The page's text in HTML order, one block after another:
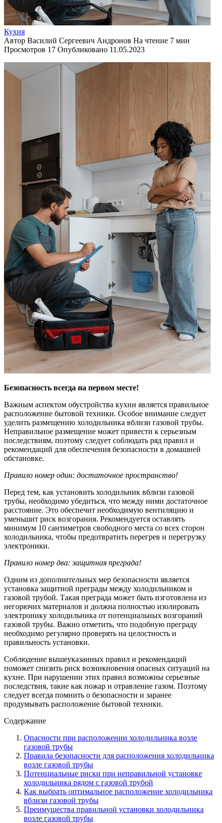
Кухня
Автор Василий Сергеевич Андронов На чтение 7 мин
Просмотров 17 Опубликовано 11.05.2023
Безопасность всегда на первом месте!
Важным аспектом обустройства кухни является правильное
расположение бытовой техники. Особое внимание следует
уделить размещению холодильника вблизи газовой трубы.
Неправильное размещение может привести к серьезным
последствиям, поэтому следует соблюдать ряд правил и
рекомендаций для обеспечения безопасности в домашней
обстановке.
Правило номер один: достаточное пространство!
Перед тем, как установить холодильник вблизи газовой
трубы, необходимо убедиться, что между ними достаточное
расстояние. Это обеспечит необходимую вентиляцию и
уменьшит риск возгорания. Рекомендуется оставлять
минимум 10 сантиметров свободного места со всех сторон
холодильника, чтобы предотвратить перегрев и перегрузку
электроники.
Правило номер два: защитная преграда!
Одним из дополнительных мер безопасности является
установка защитной преграды между холодильником и
газовой трубой. Такая преграда может быть изготовлена из
негорючих материалов и должна полностью изолировать
электронику холодильника от потенциальных возгораний
газовой трубы. Важно отметить, что подобную преграду
необходимо регулярно проверять на целостность и
правильность установки.
Соблюдение вышеуказанных правил и рекомендаций
поможет снизить риск возникновения опасных ситуаций на
кухне. При нарушении этих правил возможны серьезные
последствия, такие как пожар и отравление газом. Поэтому
следует всегда помнить о безопасности и заранее
продумывать расположение бытовой техники.
Содержание
Опасности при расположении холодильника возле
газовой трубы
Правила безопасности для расположения холодильника
возле газовой трубы
Потенциальные риски при неправильной установке
холодильника рядом с газовой трубой
Как выбрать оптимальное расположение холодильника
вблизи газовой трубы
Преимущества правильной установки холодильника
возле газовой трубы